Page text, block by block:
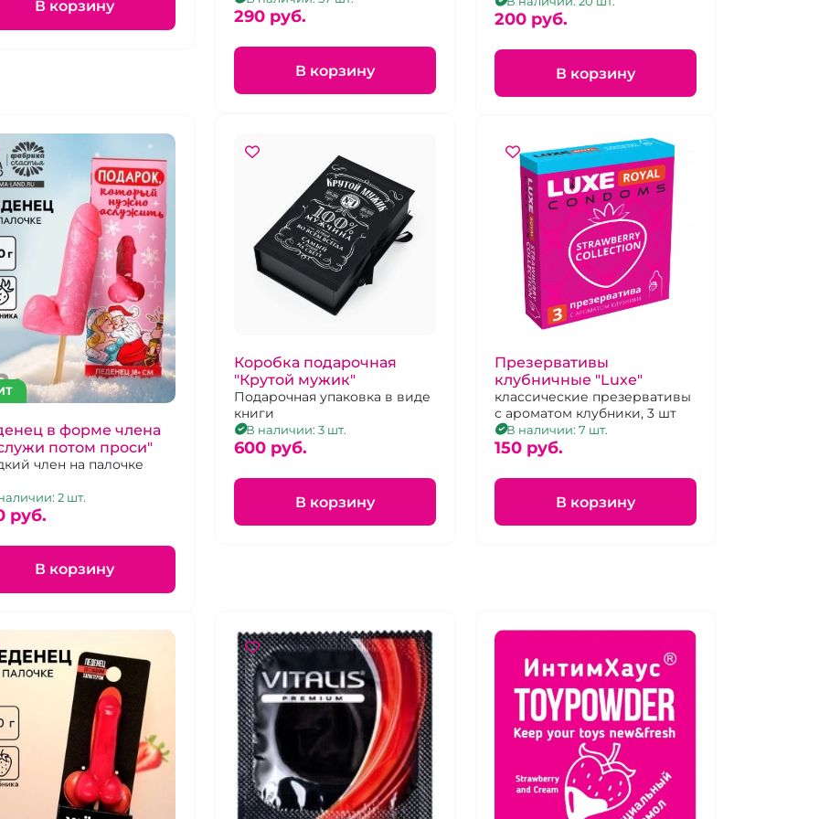
В корзину
290 pуб.
В корзину
200 pуб.
В корзину
в форме члена
потом проси"
член на палочке
2 шт.
pуб.
В корзину
Коробка подарочная
"Крутой мужик"
Подарочная упаковка в виде
книги
В наличии: 3 шт.
600 pуб.
В корзину
Презервативы
клубничные "Luxe"
классические презервативы
с ароматом клубники, 3 шт
В наличии: 7 шт.
150 pуб.
В корзину